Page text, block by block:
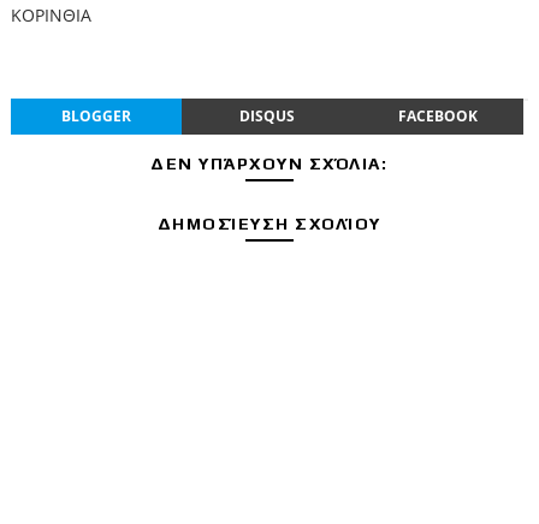
ΚΟΡΙΝΘΙΑ
BLOGGER DISQUS FACEBOOK
ΔΕΝ ΥΠΆΡΧΟΥΝ ΣΧΌΛΙΑ:
ΔΗΜΟΣΊΕΥΣΗ ΣΧΟΛΊΟΥ